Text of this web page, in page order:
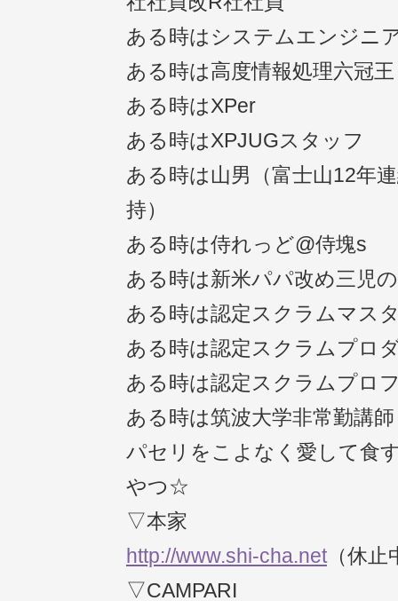
ある時はシステムエンジニ
ある時は高度情報処理六冠王
ある時はXPer
ある時はXPJUGスタッフ
ある時は山男（富士山12年
持）
ある時は侍れっど@侍塊s
ある時は新米パパ改め三児
ある時は認定スクラムマス
ある時は認定スクラムプロ
ある時は認定スクラムプロ
ある時は筑波大学非常勤講師
パセリをこよなく愛して食
やつ☆
▽本家
http://www.shi-cha.net（休止
▽CAMPARI